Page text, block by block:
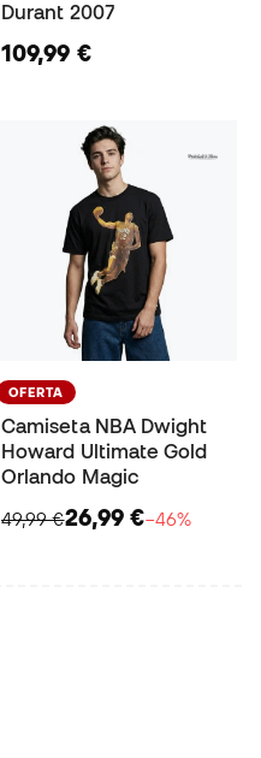
Durant 2007
109,99 €
OFERTA
Camiseta NBA Dwight
Howard Ultimate Gold
Orlando Magic
49,99 €26,99 €−46%